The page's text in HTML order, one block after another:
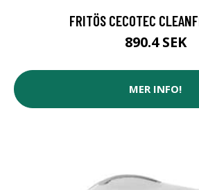
FRITÖS CECOTEC
890.4 SEK
MER INFO!